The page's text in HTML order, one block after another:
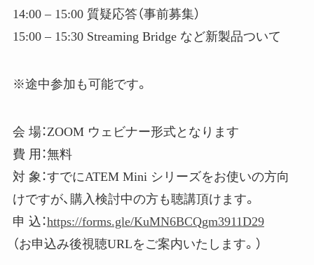
14:00 – 15:00 質疑応答（事前募集）
15:00 – 15:30 Streaming Bridge など新製品ついて
※途中参加も可能です。
会 場：ZOOM ウェビナー形式となります
費 用：無料
対 象：すでにATEM Mini シリーズをお使いの方向
けですが、購入検討中の方も聴講頂けます。
申 込：https://forms.gle/KuMN6BCQgm3911D29
（お申込み後視聴URLをご案内いたします。）